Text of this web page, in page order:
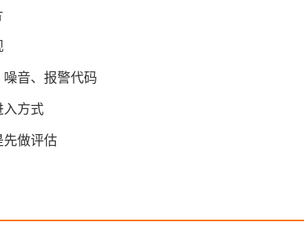
音、报警代码
入方式
先做评估